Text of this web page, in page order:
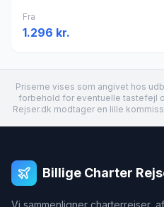
Fra
1.296 kr.
Priserne vises som angivet hos
forbehold for eventuelle tastefejl
Rejser.dk modtager en lille
Billige Charter
Vi sammenligner charterrejser,